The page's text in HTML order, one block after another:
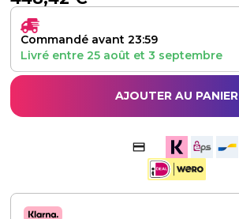
Commandé avant 23:59
Livré entre 25 août et 3 septembre
AJOUTER AU PANIER